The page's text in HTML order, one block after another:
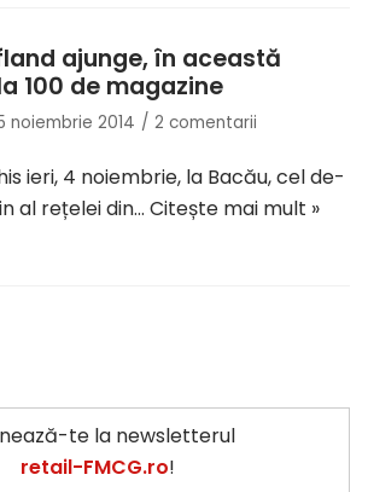
ajunge, în această
100 de magazine
noiembrie 2014 2 comentarii
ieri, 4 noiembrie, la Bacău, cel de-
al rețelei din… Citește mai mult »
te la newsletterul
retail-FMCG.ro!